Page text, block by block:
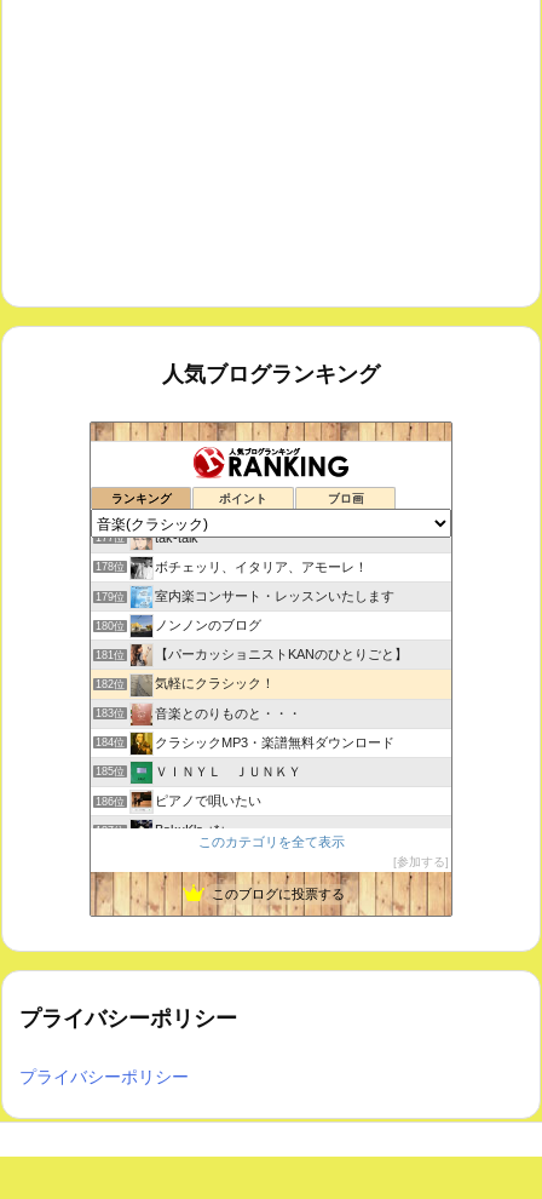
人気ブログランキング
ランキング ポイント ブロ画
鑑賞空間・忘れられない作品
176位 思えば遠くへ来たもんだ
177位 tak-talk
178位 ボチェッリ、イタリア、アモーレ！
179位 室内楽コンサート・レッスンいたします
180位 ノンノンのブログ
181位 【パーカッショニストKANのひとりごと】
182位 気軽にクラシック！
183位 音楽とのりものと・・・
184位 クラシックMP3・楽譜無料ダウンロード
185位 ＶＩＮＹＬ ＪＵＮＫＹ
186位 ピアノで唄いたい
187位 BakuKla +*+
189位 ときどき書きます♪
このカテゴリを全て表示
参加する
このブログに投票する
プライバシーポリシー
プライバシーポリシー